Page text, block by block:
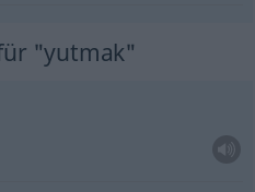
"yutmak"